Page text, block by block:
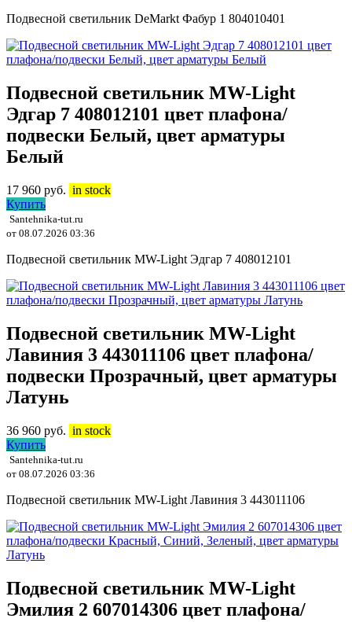
Подвесной светильник DeMarkt Фабур 1 804010401
Подвесной светильник MW-Light
Эдгар 7 408012101 цвет плафона/
подвески Белый, цвет арматуры
Белый
17 960 руб. in stock
Купить
Santehnika-tut.ru
от 08.07.2026 03:36
Подвесной светильник MW-Light Эдгар 7 408012101
Подвесной светильник MW-Light
Лавиния 3 443011106 цвет плафона/
подвески Прозрачный, цвет арматуры
Латунь
36 960 руб. in stock
Купить
Santehnika-tut.ru
от 08.07.2026 03:36
Подвесной светильник MW-Light Лавиния 3 443011106
Подвесной светильник MW-Light
Эмилия 2 607014306 цвет плафона/